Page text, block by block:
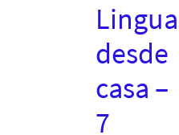
desde
casa –
7